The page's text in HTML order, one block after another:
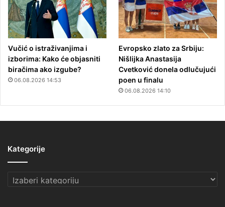
Vučić o istraživanjima i
izborima: Kako će objasniti
biračima ako izgube?
06.08.2026 14:53
Evropsko zlato za Srbiju:
Nišlijka Anastasija
Cvetković donela odlučujući
poen u finalu
06.08.2026 14:10
Kategorije
Kategorije